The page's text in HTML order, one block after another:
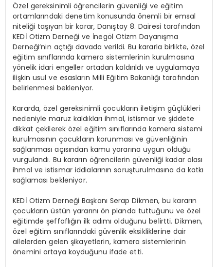
Özel gereksinimli öğrencilerin güvenliği ve eğitim
ortamlarındaki denetim konusunda önemli bir emsal
niteliği taşıyan bir karar, Danıştay 8. Dairesi tarafından
KEDİ Otizm Derneği ve İnegöl Otizm Dayanışma
Derneği’nin açtığı davada verildi. Bu kararla birlikte, özel
eğitim sınıflarında kamera sistemlerinin kurulmasına
yönelik idari engeller ortadan kaldırıldı ve uygulamaya
ilişkin usul ve esasların Milli Eğitim Bakanlığı tarafından
belirlenmesi bekleniyor.
Kararda, özel gereksinimli çocukların iletişim güçlükleri
nedeniyle maruz kaldıkları ihmal, istismar ve şiddete
dikkat çekilerek özel eğitim sınıflarında kamera sistemi
kurulmasının çocukların korunması ve güvenliğinin
sağlanması açısından kamu yararına uygun olduğu
vurgulandı. Bu kararın öğrencilerin güvenliği kadar olası
ihmal ve istismar iddialarının soruşturulmasına da katkı
sağlaması bekleniyor.
KEDİ Otizm Derneği Başkanı Serap Dikmen, bu kararın
çocukların üstün yararını ön planda tuttuğunu ve özel
eğitimde şeffaflığın ilk adımı olduğunu belirtti. Dikmen,
özel eğitim sınıflarındaki güvenlik eksikliklerine dair
ailelerden gelen şikayetlerin, kamera sistemlerinin
önemini ortaya koyduğunu ifade etti.